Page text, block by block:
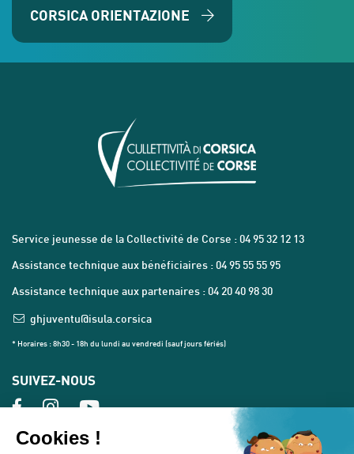
CORSICA ORIENTAZIONE
Service jeunesse de la Collectivité de Corse : 04 95 32 12 13
Assistance technique aux bénéficiaires : 04 95 55 55 95
Assistance technique aux partenaires : 04 20 40 98 30
ghjuventu@isula.corsica
* Horaires : 8h30 - 18h du lundi au vendredi (sauf jours fériés)
SUIVEZ-NOUS